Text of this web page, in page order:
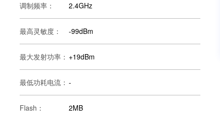
调制频率： 2.4GHz
最高灵敏度： -99dBm
最大发射功率： +19dBm
最低功耗电流： -
Flash： 2MB